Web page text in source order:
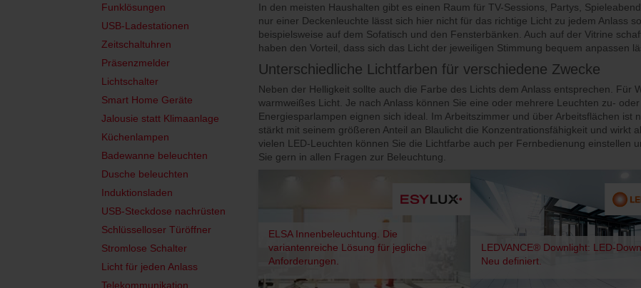
Funklösungen
USB-Ladestationen
Zeitschaltuhren
Präsenzmelder
Lichtschalter
Smart Home Geräte
Jalousie statt Klimaanlage
Küchenlampen
Badewanne beleuchten
Dusche beleuchten
Induktionsladen
USB-Steckdose nachrüsten
Schlüsselloser Türöffner
Stromlose Schalter
Licht für jeden Anlass
Telekommunikation
In den meisten Haushalten gibt es einen Raum für TV-Sessions, Partys,
nur einer Deckenleuchte lässt sich hier nicht für das richtige Licht zu jedem Anlass
beispielsweise auf dem Sofatisch und den Fensterbänken. Auch auf der Vitrine
haben den Vorteil, dass sich das Licht der jeweiligen Stimmung bequem anpassen
Unterschiedliche Lichtfarben für verschiedene Zwecke
Neben der Helligkeit sollte auch die Farbe des Lichts dem Anlass entsprechen. Für
warmweißes Licht. Je nach Anlass können Sie eine oder mehrere Leuchten zu-
Energiesparlampen eignen sich ideal. Im Arbeitszimmer und über Arbeitsflächen
stärkt mit seinem größeren Anteil an Blaulicht die Konzentrationsfähigkeit und wirkt
vielen LED-Leuchten können Sie die Lichtfarbe auch per Fernbedienung einstellen
Sie gern in allen Fragen zur Beleuchtung.
ELSA Innenbeleuchtung. Die
variantenreiche Lösung für jegliche
Anforderungen.
LEDVANCE® Downlight: LED-
Neu definiert.